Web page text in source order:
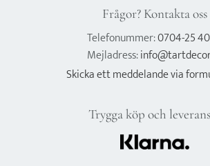
Frågor? Kontakta oss
Telefonummer:0704-25
Mejladress:
Skicka ett meddelande via
Trygga köp och